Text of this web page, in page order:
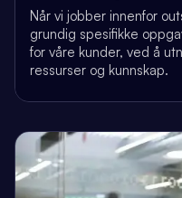
Når vi jobber innenfor
grundig spesifikke
for våre kunder, ved å
ressurser og kunnskap.